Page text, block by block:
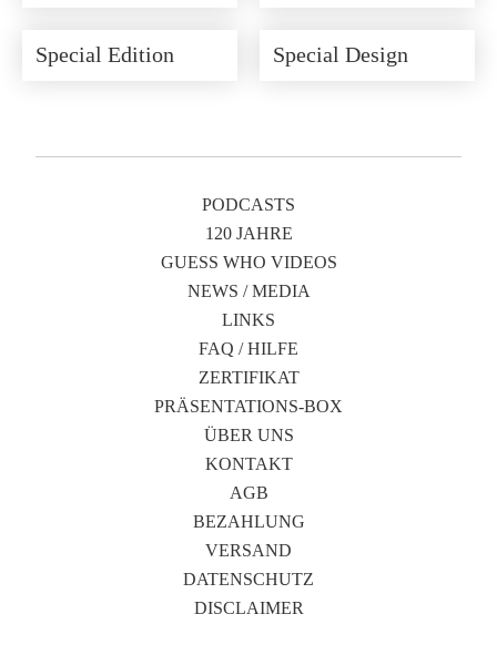
Special Edition Special Design
PODCASTS
120 JAHRE
GUESS WHO VIDEOS
NEWS / MEDIA
LINKS
FAQ / HILFE
ZERTIFIKAT
PRÄSENTATIONS-BOX
ÜBER UNS
KONTAKT
AGB
BEZAHLUNG
VERSAND
DATENSCHUTZ
DISCLAIMER